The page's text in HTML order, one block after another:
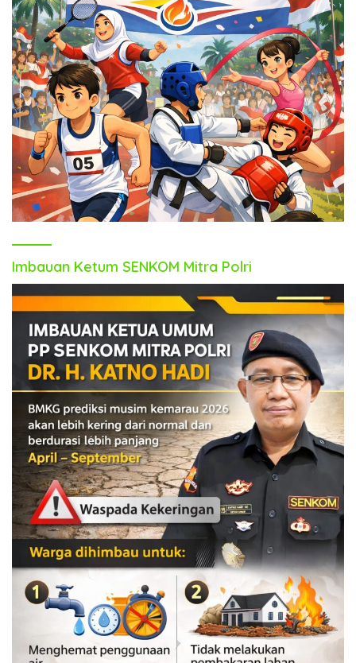
Imbauan Ketum SENKOM Mitra Polri